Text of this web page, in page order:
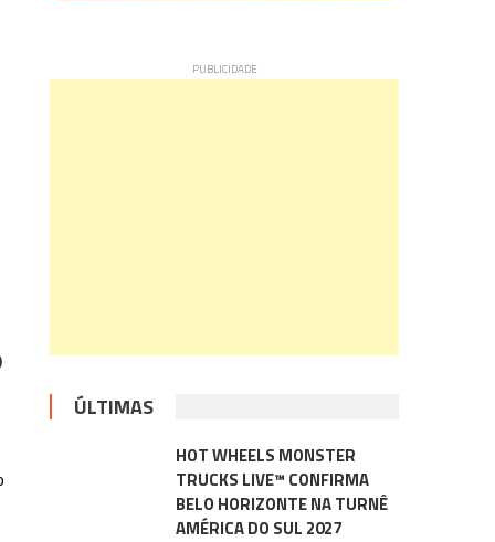
ÚLTIMAS
HOT WHEELS MONSTER
TRUCKS LIVE™ CONFIRMA
BELO HORIZONTE NA TURNÊ
AMÉRICA DO SUL 2027